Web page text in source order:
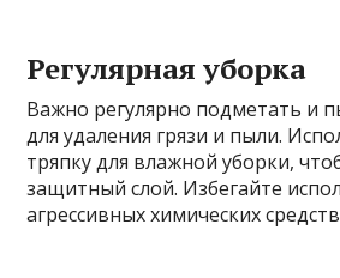
Регулярная уборка
Важно регулярно подметать и
для удаления грязи и пыли.
тряпку для влажной уборки,
защитный слой. Избегайте
агрессивных химических